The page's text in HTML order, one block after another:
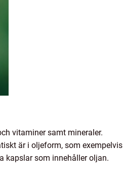
vitaminer samt mineraler.
är i oljeform, som exempelvis
kapslar som innehåller oljan.